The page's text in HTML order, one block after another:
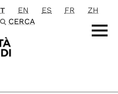
principale
EN ES FR
ZH
CERCA